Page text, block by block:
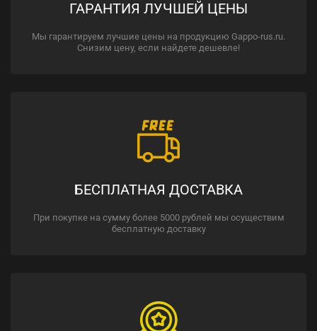
ГАРАНТИЯ ЛУЧШЕЙ ЦЕНЫ
Мы гарантируем лучшие цены на продукцию Gappo-rus.ru.
Снизим цену, если найдете дешевле!
БЕСПЛАТНАЯ ДОСТАВКА
При покупке на сумму более 5000 рублей мы осуществим
бесплатную доставку